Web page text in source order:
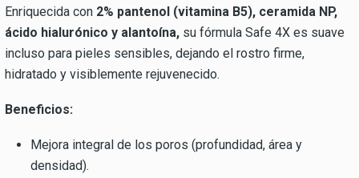
Enriquecida con 2% pantenol (vitamina B5), ceramida NP,
ácido hialurónico y alantoína, su fórmula Safe 4X es suave
incluso para pieles sensibles, dejando el rostro firme,
hidratado y visiblemente rejuvenecido.
Beneficios:
Mejora integral de los poros (profundidad, área y
densidad).